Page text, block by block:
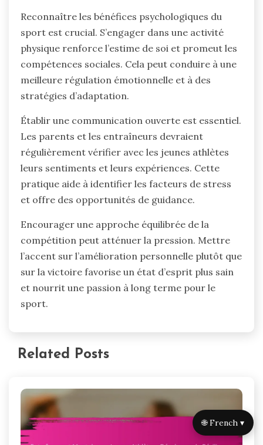
Reconnaître les bénéfices psychologiques du
sport est crucial. S’engager dans une activité
physique renforce l’estime de soi et promeut les
compétences sociales. Cela peut conduire à une
meilleure régulation émotionnelle et à des
stratégies d’adaptation.
Établir une communication ouverte est essentiel.
Les parents et les entraîneurs devraient
régulièrement vérifier avec les jeunes athlètes
leurs sentiments et leurs expériences. Cette
pratique aide à identifier les facteurs de stress
et offre des opportunités de guidance.
Encourager une approche équilibrée de la
compétition peut atténuer la pression. Mettre
l’accent sur l’amélioration personnelle plutôt que
sur la victoire favorise un état d’esprit plus sain
et nourrit une passion à long terme pour le
sport.
Related Posts
🌐 French ▾